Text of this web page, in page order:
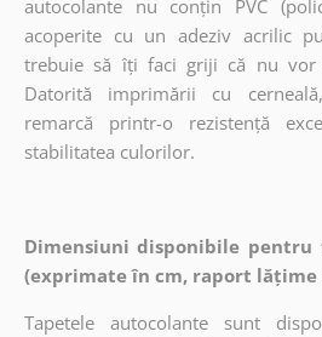
autocolante nu conțin PVC
acoperite cu un adeziv acrilic
trebuie să îți faci griji că nu vor
Datorită imprimării cu
remarcă printr-o rezistență
stabilitatea culorilor.
Dimensiuni disponibile
(exprimate în cm, raport
Tapetele autocolante sunt